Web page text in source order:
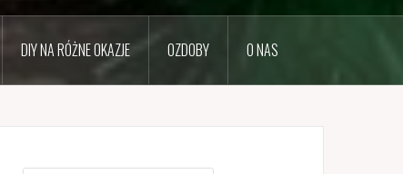
DIY NA RÓŻNE OKAZJE OZDOBY O NAS